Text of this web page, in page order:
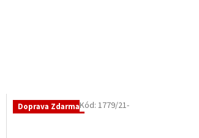
Doprava ZdarmaKód: 1779/21-